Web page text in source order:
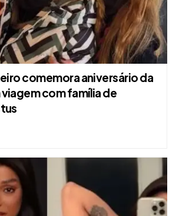
comemora aniversário da
com família de